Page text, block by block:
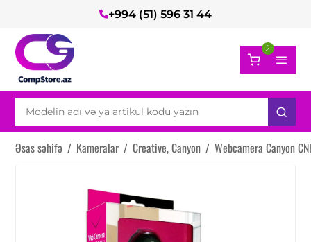
+994 (51) 596 31 44
2
Əsas səhifə / Kameralar / Creative, Canyon / Webcamera Canyon